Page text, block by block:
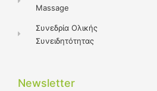
Massage
Συνεδρία Ολικής
Συνειδητότητας
Newsletter